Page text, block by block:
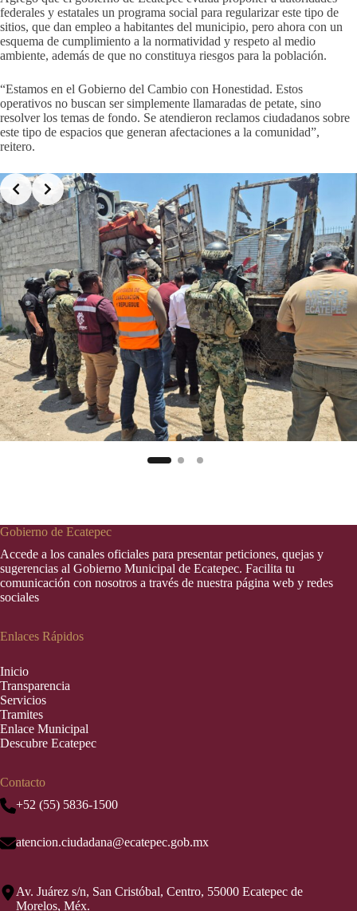
federales y estatales un programa social para regularizar este tipo de
sitios, que dan empleo a habitantes del municipio, pero ahora con un
esquema de cumplimiento a la normatividad y respeto al medio
ambiente, además de que no constituya riesgos para la población.
“Estamos en el Gobierno del Cambio con Honestidad. Estos
operativos no buscan ser simplemente llamaradas de petate, sino
resolver los temas de fondo. Se atendieron reclamos ciudadanos sobre
este tipo de espacios que generan afectaciones a la comunidad”,
reitero.
Gobierno de Ecatepec
Accede a los canales oficiales para presentar peticiones, quejas y
sugerencias al Gobierno Municipal de Ecatepec. Facilita tu
comunicación con nosotros a través de nuestra página web y redes
sociales
Enlaces Rápidos
Inicio
Transparencia
Servicios
Tramites
Enlace Municipal
Descubre Ecatepec
Contacto
+52 (55) 5836-1500
atencion.ciudadana@ecatepec.gob.mx
Av. Juárez s/n, San Cristóbal, Centro, 55000 Ecatepec de
Morelos, Méx.